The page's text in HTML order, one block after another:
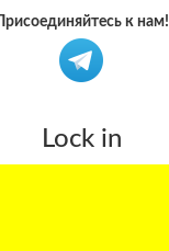
Присоединяйтесь к нам!
Lock in